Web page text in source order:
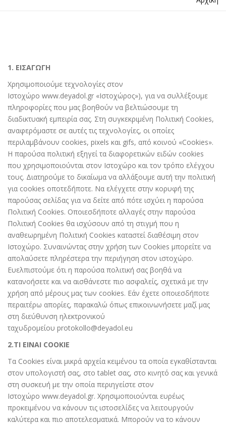
1. ΕΙΣΑΓΩΓΗ
Χρησιμοποιούμε τεχνολογίες στον
Ιστοχώρο www.deyadol.gr «Ιστοχώρος»), για να συλλέξουμε
πληροφορίες που μας βοηθούν να βελτιώσουμε τη
διαδικτυακή εμπειρία σας. Στη συγκεκριμένη Πολιτική Cookies,
αναφερόμαστε σε αυτές τις τεχνολογίες, οι οποίες
περιλαμβάνουν cookies, pixels και gifs, από κοινού «Cookies».
Η παρούσα πολιτική εξηγεί τα διαφορετικών ειδών cookies
που χρησιμοποιούνται στον Ιστοχώρο και τον τρόπο ελέγχου
τους. Διατηρούμε το δικαίωμα να αλλάξουμε αυτή την πολιτική
για cookies οποτεδήποτε. Να ελέγχετε στην κορυφή της
παρούσας σελίδας για να δείτε από πότε ισχύει η παρούσα
Πολιτική Cookies. Οποιεσδήποτε αλλαγές στην παρούσα
Πολιτική Cookies θα ισχύσουν από τη στιγμή που η
αναθεωρημένη Πολιτική Cookies καταστεί διαθέσιμη στον
Ιστοχώρο. Συναινώντας στην χρήση των Cookies μπορείτε να
απολαύσετε πληρέστερα την περιήγηση στον ιστοχώρο.
Ευελπιστούμε ότι η παρούσα πολιτική σας βοηθά να
κατανοήσετε και να αισθάνεστε πιο ασφαλείς, σχετικά με την
χρήση από μέρους μας των cookies. Εάν έχετε οποιεσδήποτε
περαιτέρω απορίες, παρακαλώ όπως επικοινωνήσετε μαζί μας
στη διεύθυνση ηλεκτρονικού
ταχυδρομείου protokollo@deyadol.eu
2.ΤΙ ΕΙΝΑΙ COOKIE
Τα Cookies είναι μικρά αρχεία κειμένου τα οποία εγκαθίστανται
στον υπολογιστή σας, στο tablet σας, στο κινητό σας και γενικά
στη συσκευή με την οποία περιηγείστε στον
Ιστοχώρο www.deyadol.gr. Χρησιμοποιούνται ευρέως
προκειμένου να κάνουν τις ιστοσελίδες να λειτουργούν
καλύτερα και πιο αποτελεσματικά. Μπορούν να το κάνουν